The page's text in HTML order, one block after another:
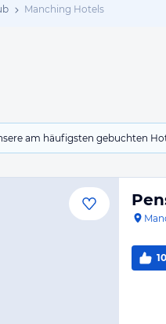
Manching Hotels
am häufigsten gebuchten